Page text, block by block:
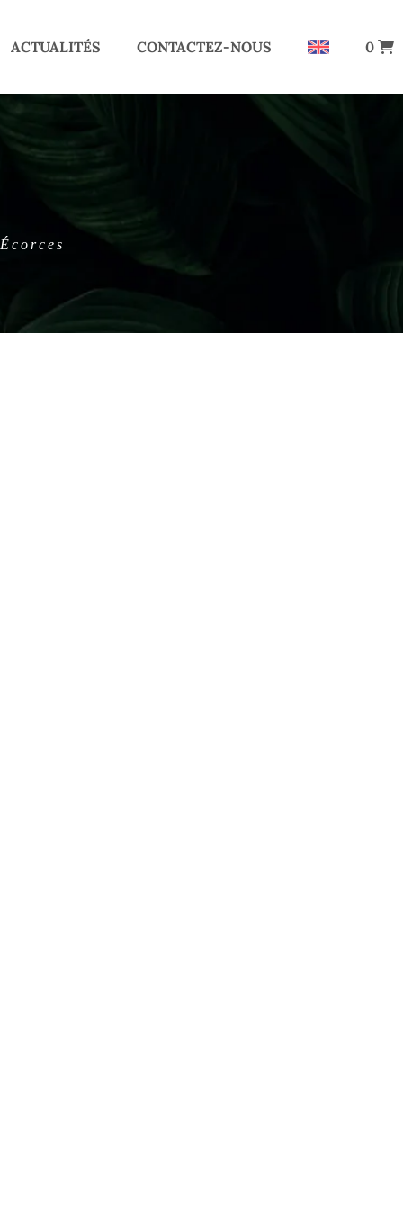
ACTUALITÉS CONTACTEZ-NOUS 0
Écorces